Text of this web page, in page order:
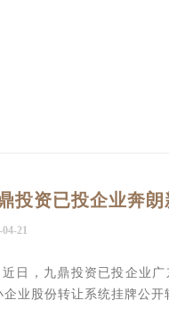
投资已投企业奔
04-21
近日，九鼎投资已投企业
企业股份转让系统挂牌公开